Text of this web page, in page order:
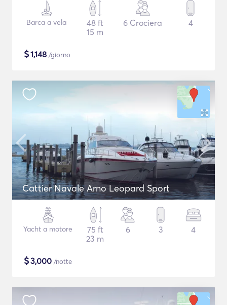
Barca a vela
48 ft
15 m
6 Crociera 4
$1,148 /giorno
Cattier Navale Arno Leopard Sport
Yacht a motore
75 ft
23 m
6 3 4
$3,000 /notte